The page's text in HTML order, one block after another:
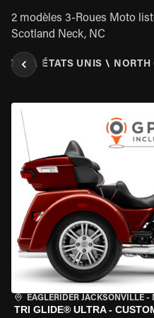
2 modèles 3-Roues Moto
Scotland Neck, NC
\ ÉTATS UNIS \ NORTH
EAGLERIDER JACKSONVILLE -
TRI GLIDE® ULTRA -